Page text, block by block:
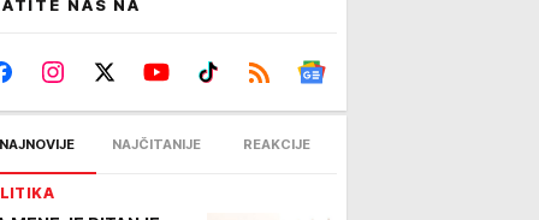
NAS NA
NAJNOVIJE NAJČITANIJE REAKCIJE